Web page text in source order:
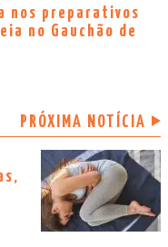
nos preparativos
no Gauchão de
PRÓXIMA NOTÍCIA